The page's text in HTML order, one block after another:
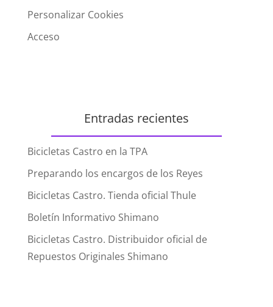
Personalizar Cookies
Acceso
Entradas recientes
Bicicletas Castro en la TPA
Preparando los encargos de los Reyes
Bicicletas Castro. Tienda oficial Thule
Boletín Informativo Shimano
Bicicletas Castro. Distribuidor oficial de
Repuestos Originales Shimano